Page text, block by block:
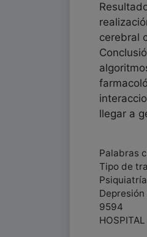
cerebral
llegar a
Palabras
Tipo de
9594